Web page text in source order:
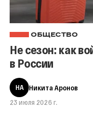
ОБЩЕСТВО
Не сезон: как
в России
НА
Никита Аронов
23 июля 2026 г.